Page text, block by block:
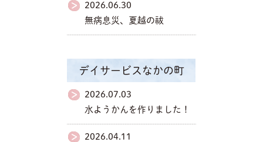
2026.06.30
無病息災、夏越の祓
デイサービスなかの町
2026.07.03
水ようかんを作りました！
2026.04.11